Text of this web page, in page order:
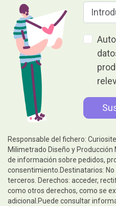
Responsable del fichero:
Milimetrado Diseño y Producción
de información sobre pedidos,
consentimiento.Destinatarios:
terceros. Derechos: acceder,
como otros derechos, como se
adicional.Puede consultar